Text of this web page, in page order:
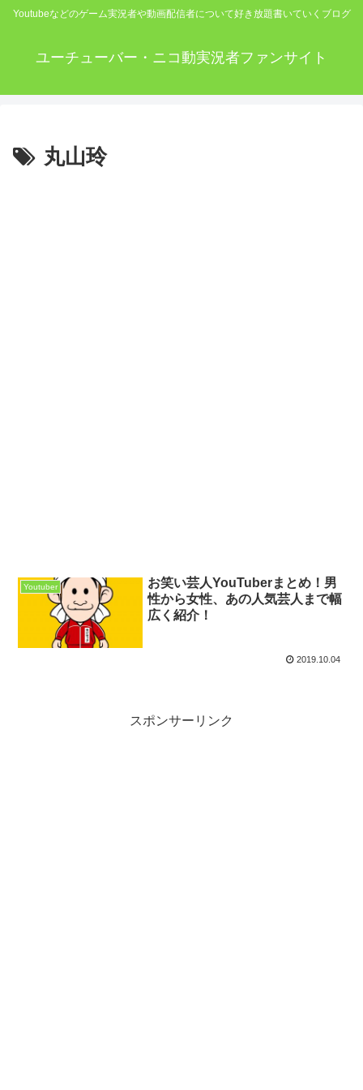
Youtubeなどのゲーム実況者や動画配信者について好き放題書いていくブログ
ユーチューバー・ニコ動実況者ファンサイト
丸山玲
Youtuber
お笑い芸人YouTuberまとめ！男
性から女性、あの人気芸人まで幅
広く紹介！
2019.10.04
スポンサーリンク